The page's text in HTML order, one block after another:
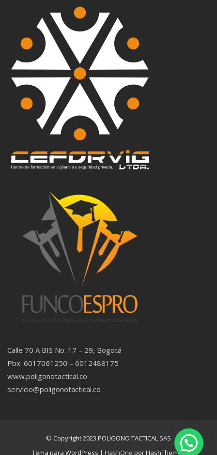
Calle 70 A BIS No. 17 – 29, Bogotá
Pbx: 6017061250 – 6012488175
www.poligonotactical.co
servicio@poligonotactical.co
© Copyright 2023 POLIGONO TACTICAL SAS
Tema para WordPress | HashOne por HashThemes